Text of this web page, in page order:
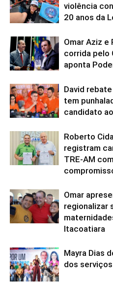
violência
20 anos da
Omar Aziz e
corrida pelo
aponta
David
tem
candidato
Roberto
registram
TRE-AM
Omar
regionalizar
Itacoatiara
Mayra Dias
dos